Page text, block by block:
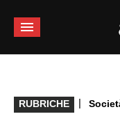
RUBRICHE |